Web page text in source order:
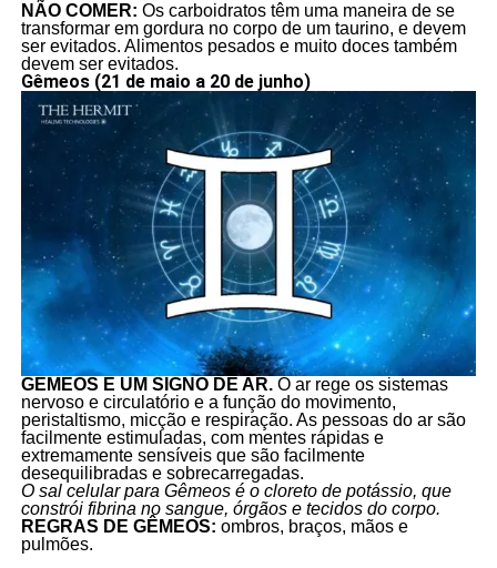
NÃO COMER: Os carboidratos têm uma maneira de se
transformar em gordura no corpo de um taurino, e devem
ser evitados. Alimentos pesados e muito doces também
devem ser evitados.
Gêmeos (21 de maio a 20 de junho)
GÊMEOS É UM SIGNO DE AR.O ar rege os sistemas
nervoso e circulatório e a função do movimento,
peristaltismo, micção e respiração. As pessoas do ar são
facilmente estimuladas, com mentes rápidas e
extremamente sensíveis que são facilmente
desequilibradas e sobrecarregadas.
O sal celular para Gêmeos é o cloreto de potássio, que
constrói fibrina no sangue, órgãos e tecidos do corpo.
REGRAS DE GÊMEOS: ombros, braços, mãos e
pulmões.